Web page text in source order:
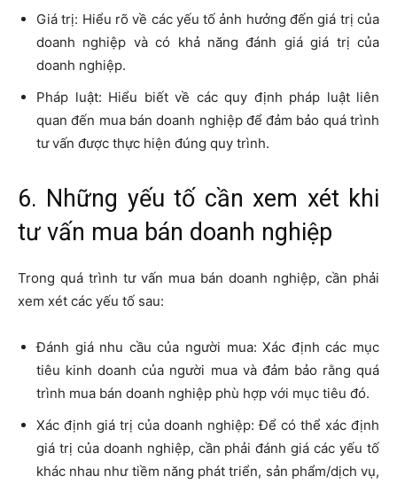
Giá trị: Hiểu rõ về các yếu tố ảnh hưởng đến giá trị của
doanh nghiệp và có khả năng đánh giá giá trị của
doanh nghiệp.
Pháp luật: Hiểu biết về các quy định pháp luật liên
quan đến mua bán doanh nghiệp để đảm bảo quá trình
tư vấn được thực hiện đúng quy trình.
6. Những yếu tố cần xem xét khi
tư vấn mua bán doanh nghiệp
Trong quá trình tư vấn mua bán doanh nghiệp, cần phải
xem xét các yếu tố sau:
Đánh giá nhu cầu của người mua: Xác định các mục
tiêu kinh doanh của người mua và đảm bảo rằng quá
trình mua bán doanh nghiệp phù hợp với mục tiêu đó.
Xác định giá trị của doanh nghiệp: Để có thể xác định
giá trị của doanh nghiệp, cần phải đánh giá các yếu tố
khác nhau như tiềm năng phát triển, sản phẩm/dịch vụ,